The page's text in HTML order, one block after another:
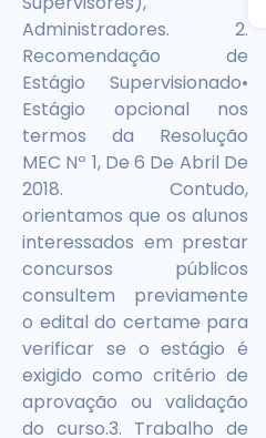
Administradores. 2.
Recomendação de
Estágio Supervisionado•
Estágio opcional nos
termos da Resolução
MEC Nº 1, De 6 De Abril De
2018. Contudo,
orientamos que os alunos
interessados em prestar
concursos públicos
consultem previamente
o edital do certame para
verificar se o estágio é
exigido como critério de
aprovação ou validação
do curso.3. Trabalho de